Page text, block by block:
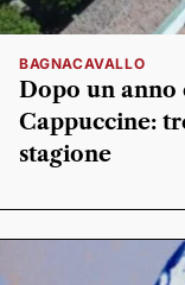
BAGNACAVALLO
Dopo un
Cappuccine:
stagione